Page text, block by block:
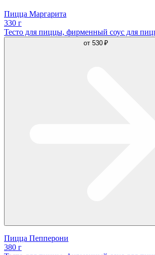
Пицца Маргарита
330 г
Тесто для пиццы, фирменный соус для
от 530 ₽
Пицца Пепперони
380 г